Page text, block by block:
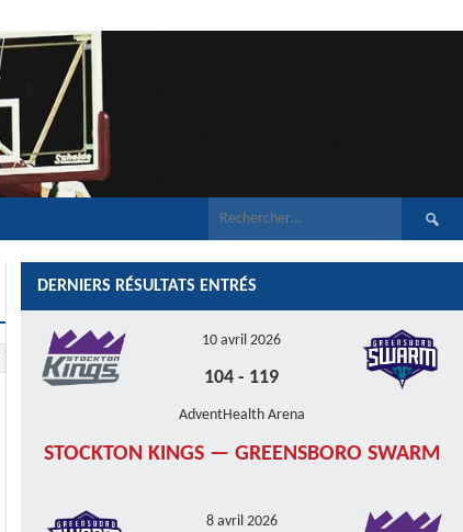
DERNIERS RÉSULTATS ENTRÉS
10 avril 2026
104 - 119
AdventHealth Arena
STOCKTON KINGS — GREENSBORO SWARM
8 avril 2026